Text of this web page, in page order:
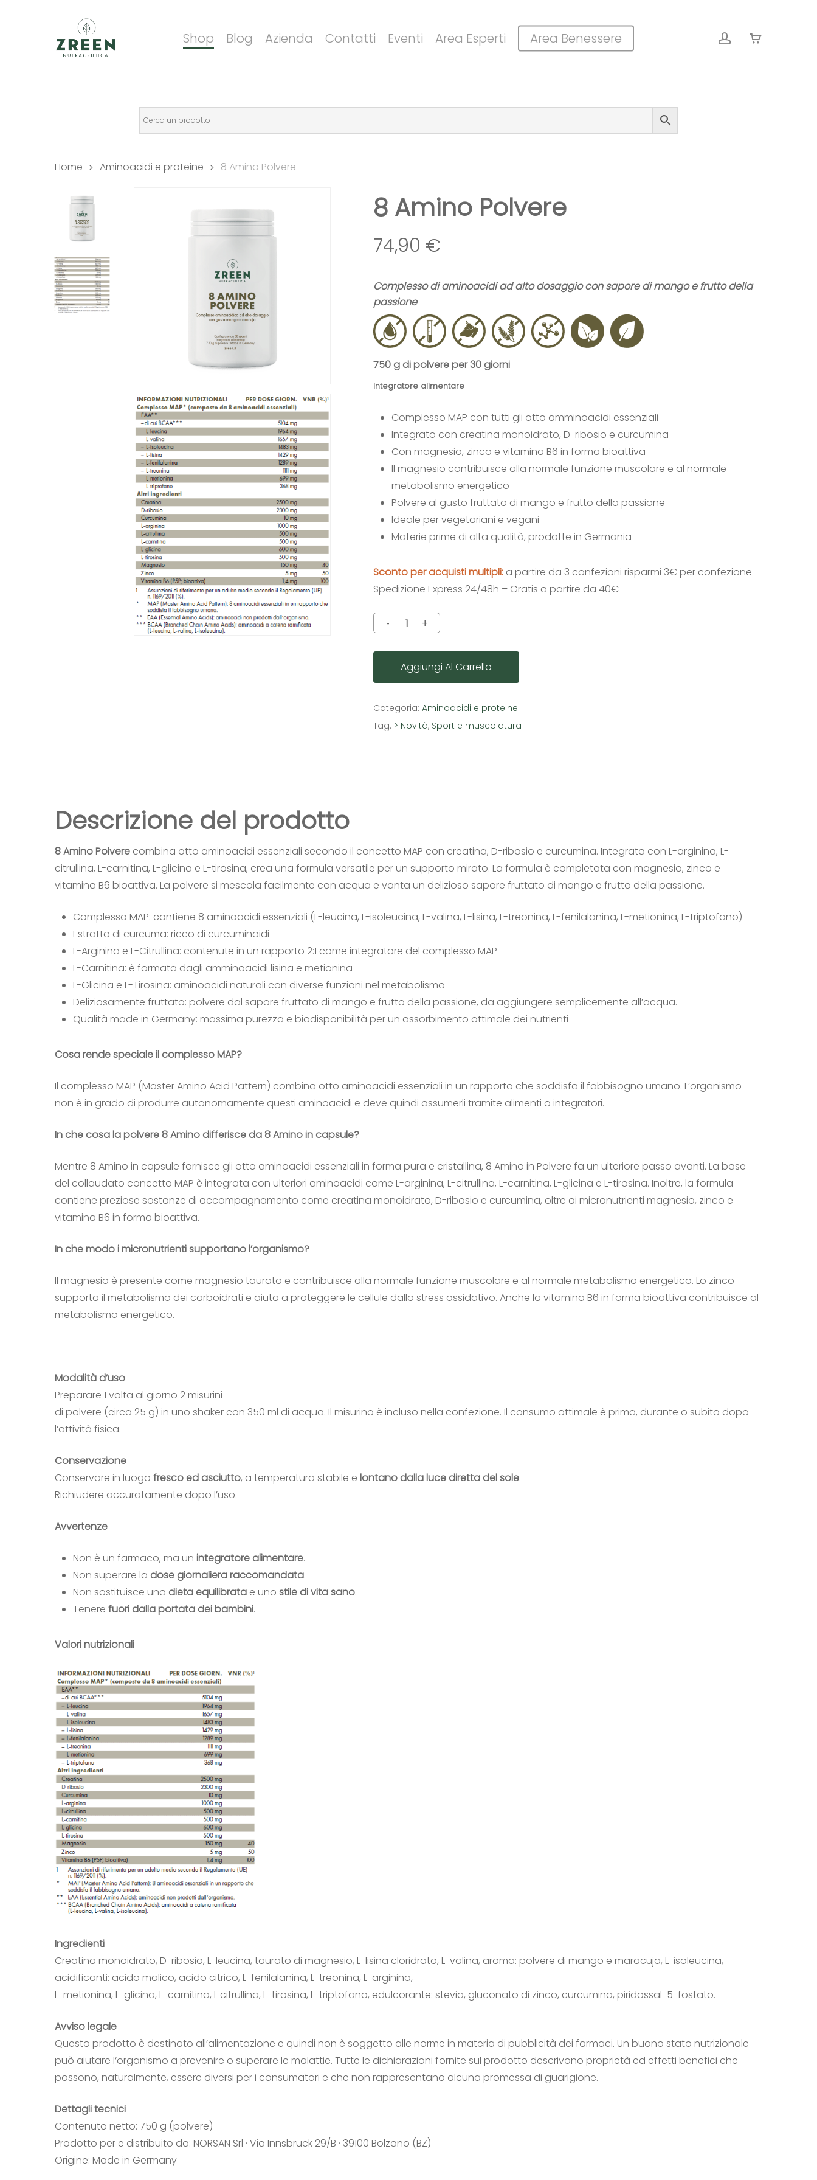
Shop Blog Azienda Contatti Eventi Area Esperti Area Benessere account
Home Aminoacidi e proteine 8 Amino Polvere
8 Amino Polvere
74,90 €
Complesso di aminoacidi ad alto dosaggio con sapore di mango e frutto della
passione
750 g di polvereper 30 giorni
Integratore alimentare
Complesso MAP con tutti gli otto amminoacidi essenziali
Integrato con creatina monoidrato, D-ribosio e curcumina
Con magnesio, zinco e vitamina B6 in forma bioattiva
Il magnesio contribuisce alla normale funzione muscolare e al normale
metabolismo energetico
Polvere al gusto fruttato di mango e frutto della passione
Ideale per vegetariani e vegani
Materie prime di alta qualità, prodotte in Germania
Sconto per acquisti multipli: a partire da 3 confezioni risparmi 3€ per confezione
Spedizione Express 24/48h – Gratis a partire da 40€
Aggiungi Al Carrello
Categoria: Aminoacidi e proteine
Tag: > Novità, Sport e muscolatura
Descrizione del prodotto
8 Amino Polvere combina otto aminoacidi essenziali secondo il concetto MAP con creatina, D-ribosio e curcumina. Integrata con L-arginina, L-
citrullina, L-carnitina, L-glicina e L-tirosina, crea una formula versatile per un supporto mirato. La formula è completata con magnesio, zinco e
vitamina B6 bioattiva. La polvere si mescola facilmente con acqua e vanta un delizioso sapore fruttato di mango e frutto della passione.
Complesso MAP: contiene 8 aminoacidi essenziali (L-leucina, L-isoleucina, L-valina, L-lisina, L-treonina, L-fenilalanina, L-metionina, L-triptofano)
Estratto di curcuma: ricco di curcuminoidi
L-Arginina e L-Citrullina: contenute in un rapporto 2:1 come integratore del complesso MAP
L-Carnitina: è formata dagli amminoacidi lisina e metionina
L-Glicina e L-Tirosina: aminoacidi naturali con diverse funzioni nel metabolismo
Deliziosamente fruttato: polvere dal sapore fruttato di mango e frutto della passione, da aggiungere semplicemente all’acqua.
Qualità made in Germany: massima purezza e biodisponibilità per un assorbimento ottimale dei nutrienti
Cosa rende speciale il complesso MAP?
Il complesso MAP (Master Amino Acid Pattern) combina otto aminoacidi essenziali in un rapporto che soddisfa il fabbisogno umano. L’organismo
non è in grado di produrre autonomamente questi aminoacidi e deve quindi assumerli tramite alimenti o integratori.
In che cosa la polvere 8 Amino differisce da 8 Amino in capsule?
Mentre 8 Amino in capsule fornisce gli otto aminoacidi essenziali in forma pura e cristallina, 8 Amino in Polvere fa un ulteriore passo avanti. La base
del collaudato concetto MAP è integrata con ulteriori aminoacidi come L-arginina, L-citrullina, L-carnitina, L-glicina e L-tirosina. Inoltre, la formula
contiene preziose sostanze di accompagnamento come creatina monoidrato, D-ribosio e curcumina, oltre ai micronutrienti magnesio, zinco e
vitamina B6 in forma bioattiva.
In che modo i micronutrienti supportano l’organismo?
Il magnesio è presente come magnesio taurato e contribuisce alla normale funzione muscolare e al normale metabolismo energetico. Lo zinco
supporta il metabolismo dei carboidrati e aiuta a proteggere le cellule dallo stress ossidativo. Anche la vitamina B6 in forma bioattiva contribuisce al
metabolismo energetico.
Modalità d’uso
Preparare 1 volta al giorno 2 misurini
di polvere (circa 25 g) in uno shaker con 350 ml di acqua. Il misurino è incluso nella confezione. Il consumo ottimale è prima, durante o subito dopo
l‘attività fisica.
Conservazione
Conservare in luogo fresco ed asciutto, a temperatura stabile e lontano dalla luce diretta del sole.
Richiudere accuratamente dopo l’uso.
Avvertenze
Non è un farmaco, ma un integratore alimentare.
Non superare la dose giornaliera raccomandata.
Non sostituisce una dieta equilibrata e uno stile di vita sano.
Tenere fuori dalla portata dei bambini.
Valori nutrizionali
Ingredienti
Creatina monoidrato, D-ribosio, L-leucina, taurato di magnesio, L-lisina cloridrato, L-valina, aroma: polvere di mango e maracuja, L-isoleucina,
acidificanti: acido malico, acido citrico, L-fenilalanina, L-treonina, L-arginina,
L-metionina, L-glicina, L-carnitina, L citrullina, L-tirosina, L-triptofano, edulcorante: stevia, gluconato di zinco, curcumina, piridossal-5-fosfato.
Avviso legale
Questo prodotto è destinato all‘alimentazione e quindi non è soggetto alle norme in materia di pubblicità dei farmaci. Un buono stato nutrizionale
può aiutare l‘organismo a prevenire o superare le malattie. Tutte le dichiarazioni fornite sul prodotto descrivono proprietà ed effetti benefici che
possono, naturalmente, essere diversi per i consumatori e che non rappresentano alcuna promessa di guarigione.
Dettagli tecnici
Contenuto netto: 750 g (polvere)
Prodotto per e distribuito da: NORSAN Srl · Via Innsbruck 29/B · 39100 Bolzano (BZ)
Origine: Made in Germany